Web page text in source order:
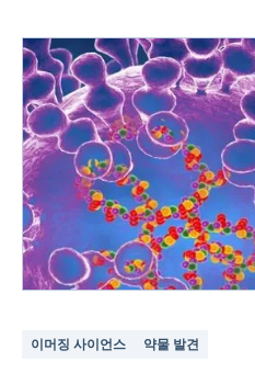
이머징 사이언스 약물 발견